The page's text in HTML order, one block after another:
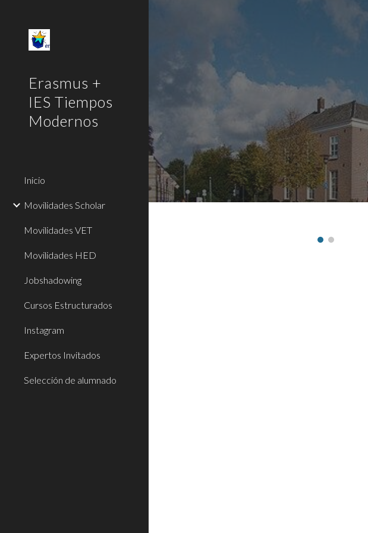
Erasmus +
IES Tiempos
Modernos
Inicio
Movilidades Scholar
Movilidades VET
Movilidades HED
Jobshadowing
Cursos Estructurados
Instagram
Expertos Invitados
Selección de alumnado